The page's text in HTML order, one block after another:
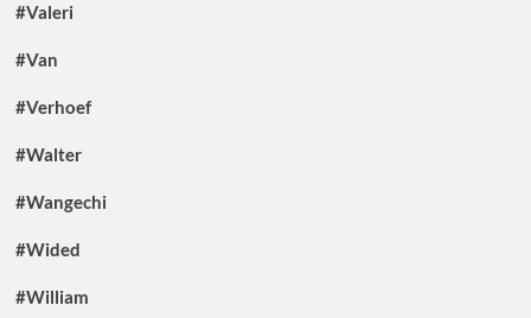
#Valeri
#Van
#Verhoef
#Walter
#Wangechi
#Wided
#William